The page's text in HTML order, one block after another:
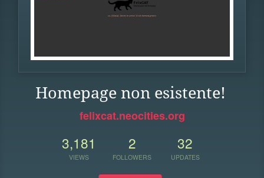
Homepage non esistente!
felixcat.neocities.org
3,181
VIEWS
2
FOLLOWERS
32
UPDATES